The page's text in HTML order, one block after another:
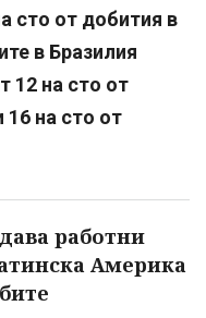
сто от добития в
в Бразилия
12 на сто от
16 на сто от
работни
Америка